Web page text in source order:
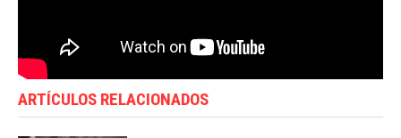
ARTÍCULOS RELACIONADOS